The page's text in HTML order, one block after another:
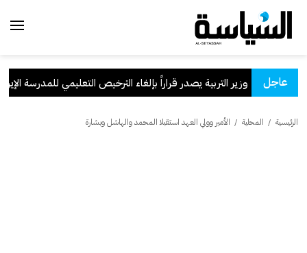
عاجل وزير التربية يصدر قراراً بإلغاء الترخيص التعليمي للمدرسة
الرئيسية / المحلية / الأمير وولي العهد استقبلا المحمد والهاشل وبشارة